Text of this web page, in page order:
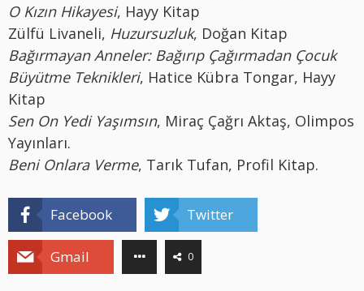
O Kızın Hikayesi, Hayy Kitap
Zülfü Livaneli, Huzursuzluk, Doğan Kitap
Bağırmayan Anneler: Bağırıp Çağırmadan Çocuk
Büyütme Teknikleri, Hatice Kübra Tongar, Hayy
Kitap
Sen On Yedi Yaşımsın, Miraç Çağrı Aktaş, Olimpos
Yayınları.
Beni Onlara Verme, Tarık Tufan, Profil Kitap.
Facebook Twitter
Gmail 0